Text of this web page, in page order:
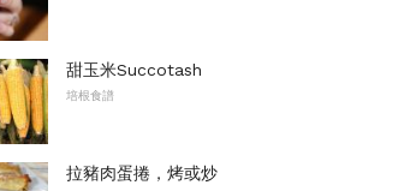
甜玉米Succotash
培根食譜
拉豬肉蛋捲，烤或炒